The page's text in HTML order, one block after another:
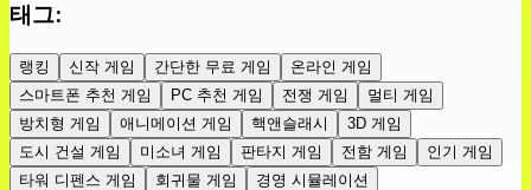
태그:
랭킹 신작 게임 간단한 무료 게임
온라인 게임
스마트폰 추천 게임
PC 추천 게임 전쟁 게임
멀티 게임
방치형 게임
애니메이션 게임 핵앤슬래시
3D 게임
도시 건설 게임
미소녀 게임 판타지 게임 전함 게임
인기 게임
타워 디펜스 게임
회귀물 게임 경영 시뮬레이션